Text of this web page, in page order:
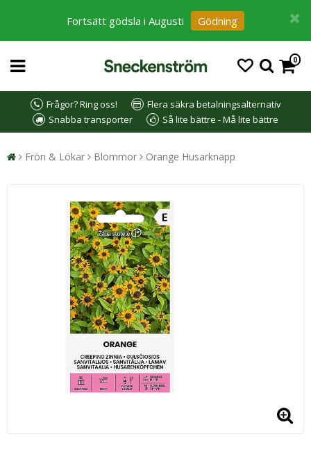
Fortsätt gödsla i Augusti Gödning
0
Frågor? Ring oss!
Flera säkra betalningsalternativ
Snabba transporter
Så lite bättre - Må lite bättre
Frön & Lökar Blommor Orange Husarknapp